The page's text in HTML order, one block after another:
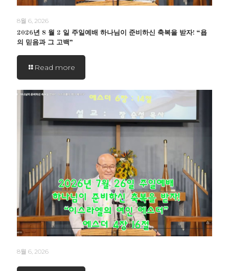
8월 6, 2026
2026년 8 월 2 일 주일예배 하나님이 준비하신 축복을 받자! “욥
의 믿음과 그 고백”
Read more
8월 6, 2026